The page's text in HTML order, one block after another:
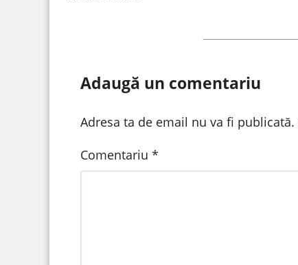
Adaugă un comentariu
Adresa ta de email nu va fi publicată.
Comentariu *